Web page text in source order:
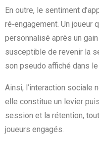
En outre, le sentiment
ré‑engagement. Un joueur
personnalisé après un
susceptible de revenir la
son pseudo affiché dans
Ainsi, l’interaction sociale
elle constitue un levier
session et la rétention,
joueurs engagés.